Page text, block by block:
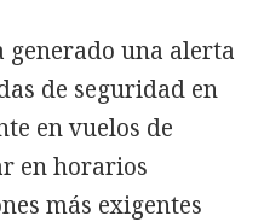
generado una alerta
de seguridad en
en vuelos de
en horarios
más exigentes